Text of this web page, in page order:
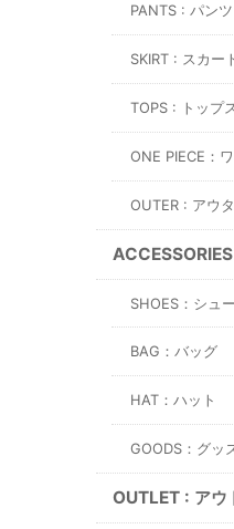
PANTS : パンツ
SKIRT : スカー
TOPS : トップ
ONE PIECE：
OUTER : アウ
SHOES：シュ
BAG：バッグ
HAT：ハット
GOODS：グッ
OUTLET : アウ